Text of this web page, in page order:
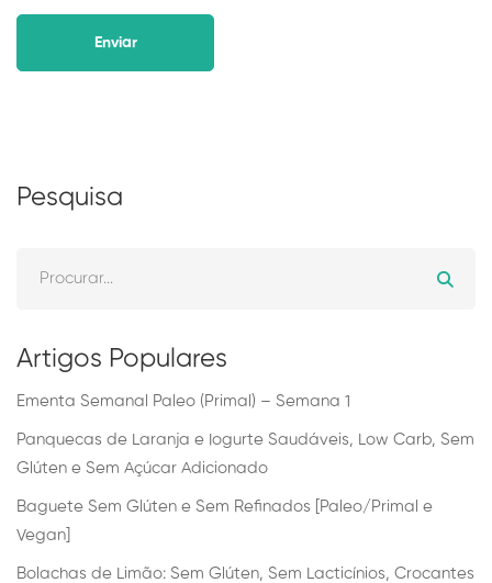
Pesquisa
Artigos Populares
Ementa Semanal Paleo (Primal) – Semana 1
Panquecas de Laranja e Iogurte Saudáveis, Low Carb, Sem
Glúten e Sem Açúcar Adicionado
Baguete Sem Glúten e Sem Refinados [Paleo/Primal e
Vegan]
Bolachas de Limão: Sem Glúten, Sem Lacticínios, Crocantes